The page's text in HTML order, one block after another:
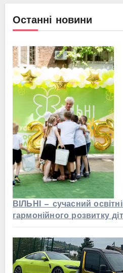
Останні новини
ВІЛЬНІ — сучасний
гармонійного розвитку